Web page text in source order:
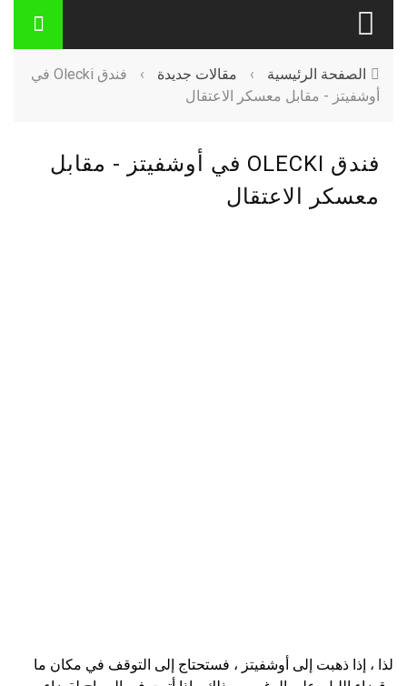
الصفحة الرئيسية › مقالات جديدة ›
فندق Olecki في
أوشفيتز - مقابل معسكر الاعتقال
فندق OLECKI في أوشفيتز - مقابل
معسكر الاعتقال
لذا ، إذا ذهبت إلى أوشفيتز ، فستحتاج إلى التوقف في مكان ما